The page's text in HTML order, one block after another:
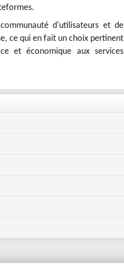
d'utilisateurs et de
ce qui en fait un choix pertinent
et économique aux services